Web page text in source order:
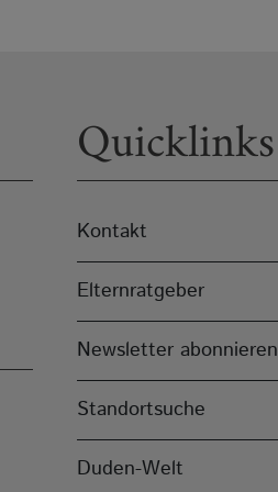
Quicklinks
Kontakt
Elternratgeber
Newsletter abonnieren
Standortsuche
Duden-Welt